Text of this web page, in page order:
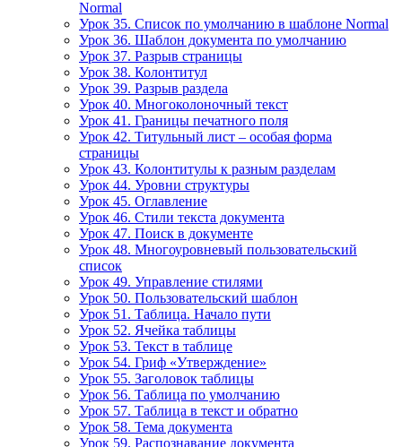
Normal
Урок 35. Список по умолчанию в шаблоне Normal
Урок 36. Шаблон документа по умолчанию
Урок 37. Разрыв страницы
Урок 38. Колонтитул
Урок 39. Разрыв раздела
Урок 40. Многоколоночный текст
Урок 41. Границы печатного поля
Урок 42. Титульный лист – особая форма
страницы
Урок 43. Колонтитулы к разным разделам
Урок 44. Уровни структуры
Урок 45. Оглавление
Урок 46. Стили текста документа
Урок 47. Поиск в документе
Урок 48. Многоуровневый пользовательский
список
Урок 49. Управление стилями
Урок 50. Пользовательский шаблон
Урок 51. Таблица. Начало пути
Урок 52. Ячейка таблицы
Урок 53. Текст в таблице
Урок 54. Гриф «Утверждение»
Урок 55. Заголовок таблицы
Урок 56. Таблица по умолчанию
Урок 57. Таблица в текст и обратно
Урок 58. Тема документа
Урок 59. Распознавание документа